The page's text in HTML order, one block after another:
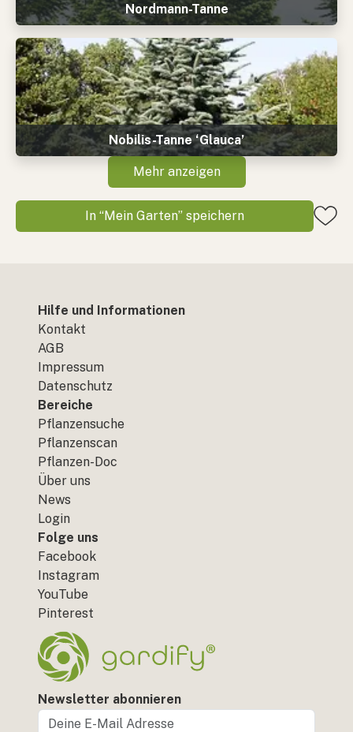
Nordmann-Tanne
Nobilis-Tanne ‘Glauca’
Mehr anzeigen
In “Mein Garten” speichern
Hilfe und Informationen
Kontakt
AGB
Impressum
Datenschutz
Bereiche
Pflanzensuche
Pflanzenscan
Pflanzen-Doc
Über uns
News
Login
Folge uns
Facebook
Instagram
YouTube
Pinterest
Newsletter abonnieren